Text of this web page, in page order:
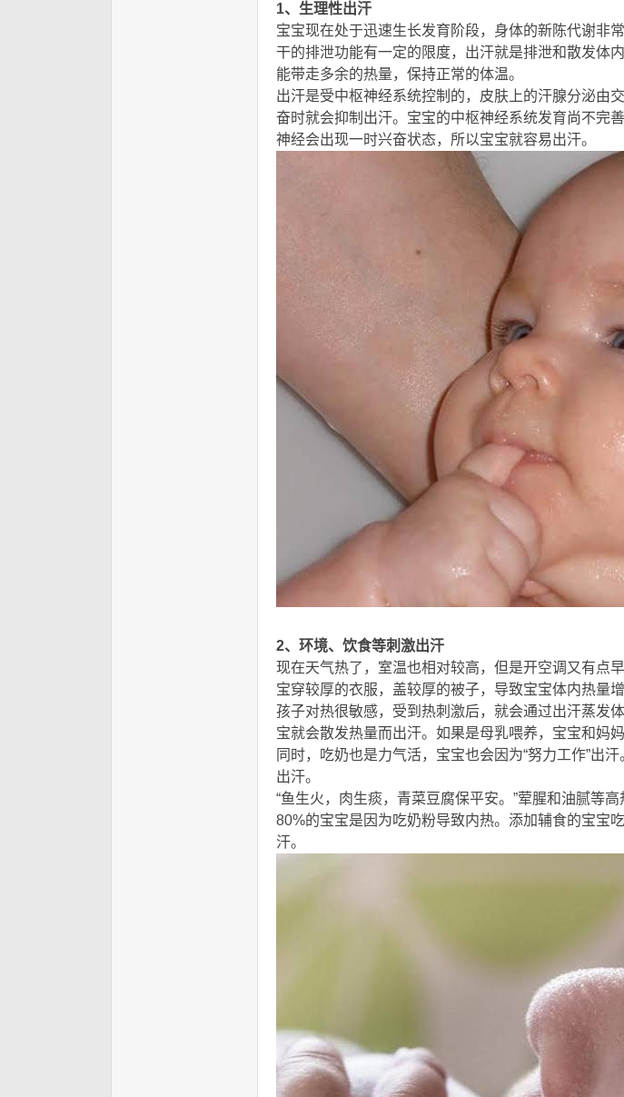
1、生理性出汗
宝宝现在处于迅速生长发育阶段，身体的新陈代谢非
干的排泄功能有一定的限度，出汗就是排泄和散发体
能带走多余的热量，保持正常的体温。
出汗是受中枢神经系统控制的，皮肤上的汗腺分泌由
奋时就会抑制出汗。宝宝的中枢神经系统发育尚不完
神经会出现一时兴奋状态，所以宝宝就容易出汗。
2、环境、饮食等刺激出汗
现在天气热了，室温也相对较高，但是开空调又有点
宝穿较厚的衣服，盖较厚的被子，导致宝宝体内热量
孩子对热很敏感，受到热刺激后，就会通过出汗蒸发
宝就会散发热量而出汗。如果是母乳喂养，宝宝和妈
同时，吃奶也是力气活，宝宝也会因为“努力工作”出
出汗。
“鱼生火，肉生痰，青菜豆腐保平安。”荤腥和油腻等
80%的宝宝是因为吃奶粉导致内热。添加辅食的宝宝
汗。